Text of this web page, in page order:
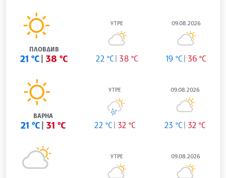
ПЛОВДИВ
21 °C 38 °C
УТРЕ
22 °C 38 °C
09.08.2026
19 °C 36 °C
ВАРНА
21 °C 31 °C
УТРЕ
22 °C 32 °C
09.08.2026
23 °C 32 °C
УТРЕ 09.08.2026